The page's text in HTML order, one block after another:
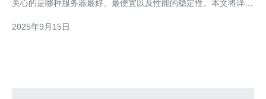
关心的是哪种服务器最好、最便宜以及性能的稳定性。本文将详细
问题，帮助您做出更明智的选择。 一步步访问韩国云服务器的步
2025年9月15日